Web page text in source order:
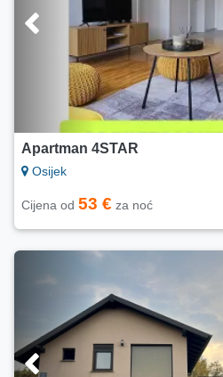
Apartman 4STAR
Osijek
Cijena od 53 € za noć